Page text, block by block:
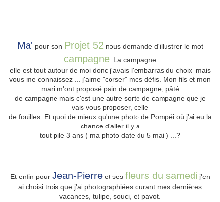
!
Ma' pour son Projet 52 nous demande d'illustrer le mot
campagne . La campagne
elle est tout autour de moi donc j'avais l'embarras du choix, mais
vous me connaissez ... j'aime "corser" mes défis. Mon fils et mon
mari m'ont proposé pain de campagne, pâté
de campagne mais c'est une autre sorte de campagne que je
vais vous proposer, celle
de fouilles. Et quoi de mieux qu'une photo de Pompéi où j'ai eu la
chance d'aller il y a
tout pile 3 ans ( ma photo date du 5 mai ) ...?
Et enfin pour Jean-Pierreet ses fleurs du samedi j'en
ai choisi trois que j'ai photographiées durant mes dernières
vacances, tulipe, souci, et pavot.